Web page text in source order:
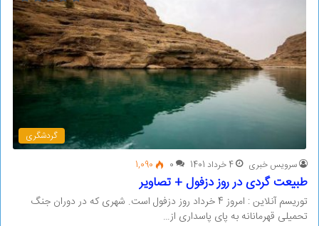
گردشگری
سرویس خبری 4 خرداد 1401 0
1,090
طبیعت گردی در روز دزفول + تصاویر
توریسم آنلاین : امروز 4 خرداد روز دزفول است. شهری که در دوران جنگ
تحمیلی قهرمانانه به پای پاسداری از…